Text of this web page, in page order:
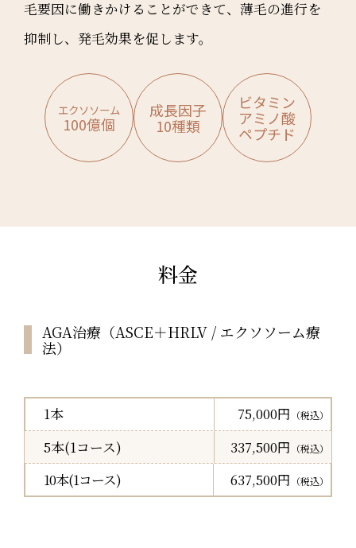
毛要因に働きかけることができて、薄毛の進行を
抑制し、発毛効果を促します。
エクソソーム
100億個
成長因子
10種類
ビタミン
アミノ酸
ペプチド
料金
AGA治療（ASCE＋HRLV / エクソソーム療
法）
1本 75,000円 （税込）
5本(1コース) 337,500円 （税込）
10本(1コース) 637,500円 （税込）